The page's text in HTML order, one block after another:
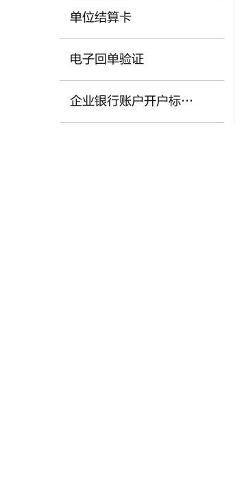
单位结算卡
电子回单验证
企业银行账户开户标准及办理时限